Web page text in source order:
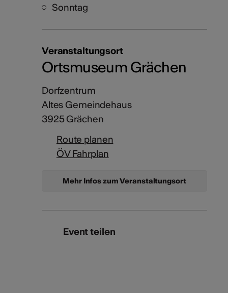
Sonntag
Veranstaltungsort
Ortsmuseum Grächen
Dorfzentrum
Altes Gemeindehaus
3925 Grächen
Route planen
ÖV Fahrplan
Mehr Infos zum Veranstaltungsort
Event teilen